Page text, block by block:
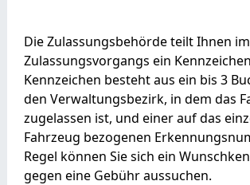
Die Zulassungsbehörde teilt Ihnen
Zulassungsvorgangs ein
Kennzeichen besteht aus ein bis 3
den Verwaltungsbezirk, in dem das
zugelassen ist, und einer auf das
Fahrzeug bezogenen
Regel können Sie sich ein
gegen eine Gebühr aussuchen.